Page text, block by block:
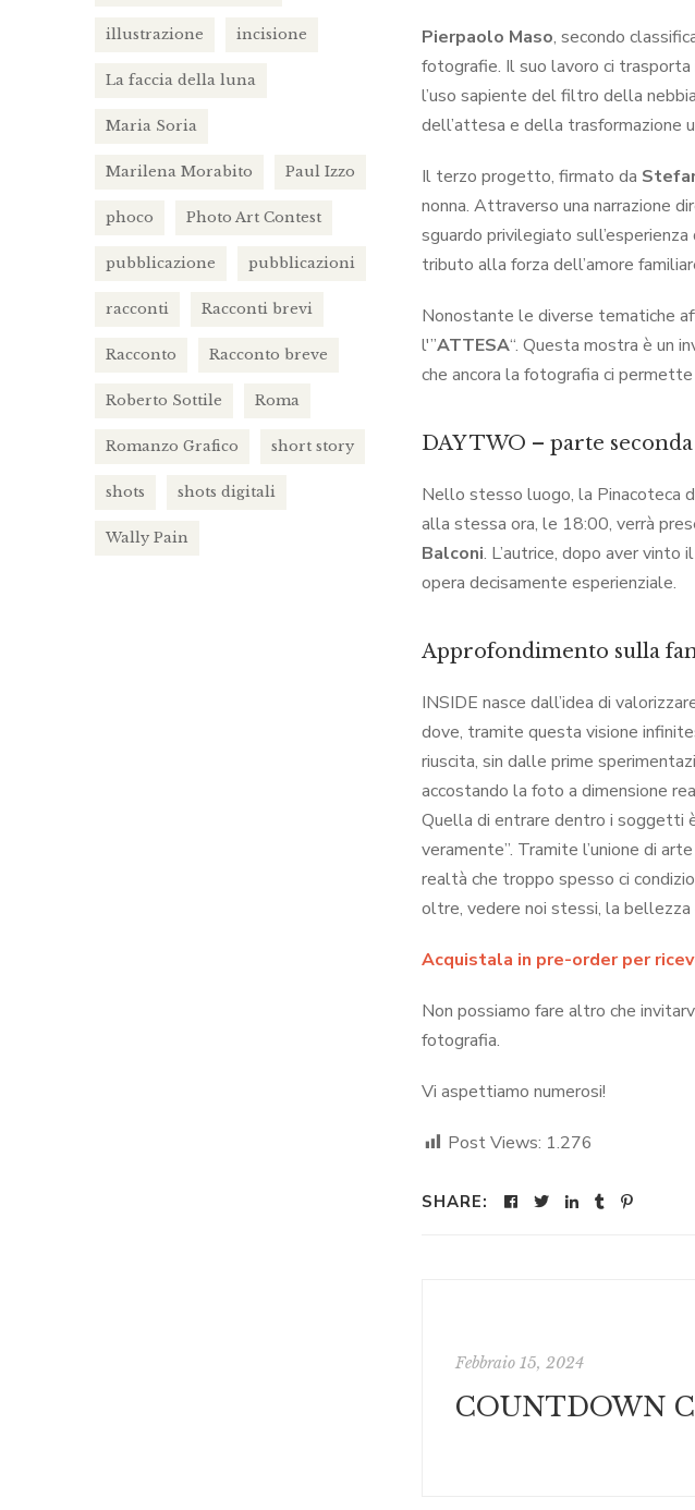
Pierpaolo Maso, secondo
fotografie. Il suo lavoro ci
l’uso sapiente del filtro della
dell’attesa e della trasformazione
Il terzo progetto, firmato da
nonna. Attraverso una narrazione
sguardo privilegiato
tributo alla forza dell’amore
Nonostante le diverse tematiche
l'”ATTESA“. Questa mostra è un
che ancora la fotografia ci permette
DAY TWO – parte seconda
Nello stesso luogo, la Pinacoteca
alla stessa ora, le 18:00, verrà
Balconi. L’autrice, dopo aver
opera decisamente esperienziale.
Approfondimento sulla
INSIDE nasce dall’idea di
dove, tramite questa visione
riuscita, sin dalle prime
accostando la foto a dimensione
Quella di entrare dentro i soggetti
veramente”. Tramite l’unione di
realtà che troppo spesso ci
oltre, vedere noi stessi, la bellezza
Acquistala in pre-order per
Non possiamo fare altro che
fotografia.
Vi aspettiamo numerosi!
Post Views: 1.276
SHARE:
Febbraio 15, 2024
illustrazione incisione
La faccia della luna
Maria Soria
Marilena Morabito Paul Izzo
phoco Photo Art Contest
pubblicazione pubblicazioni
racconti Racconti brevi
Racconto Racconto breve
Roberto Sottile Roma
Romanzo Grafico short story
shots shots digitali
Wally Pain